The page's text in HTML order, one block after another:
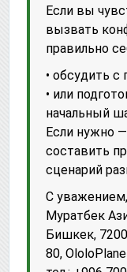
Если вы
вызвать
правильно
• обсудить
• или
начальный
Если нужно
составить
сценарий
С уважением,
Муратбек
Бишкек,
80,